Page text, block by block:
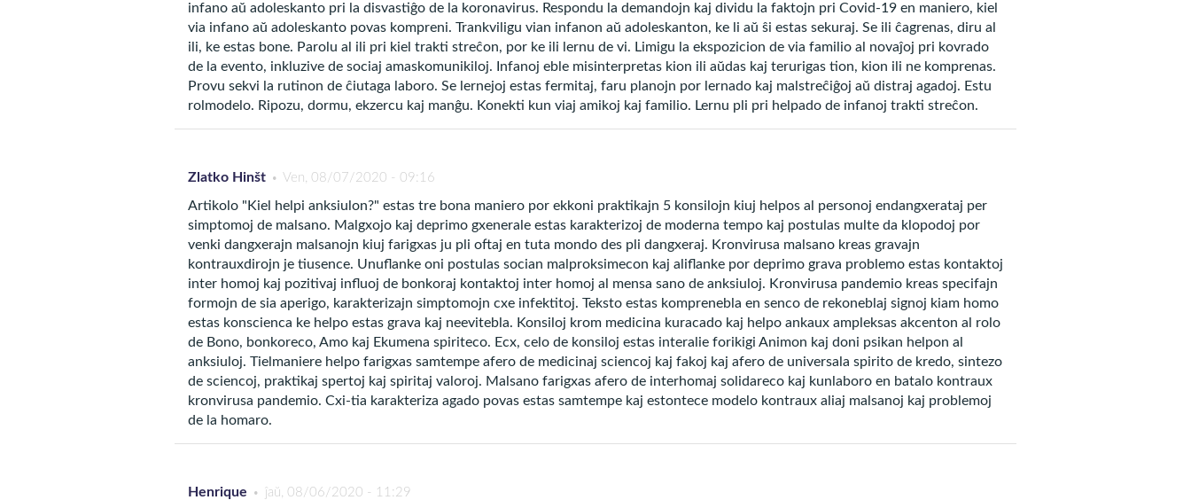
Krom serĉi medicinajn informojn pri la simptomoj kaj pri manieroj alfronti la situacion, gravegas, ke vi
preparu vin spirituale. Uzu ĉi tiun potencan ilon, oportunan por ĉiuj: sinceran preĝadon!
La prezidanto-predikanto de la Religio de Dio, de la Kristo kaj de la Sankta Spirito, José de Paiva Netto,
“Neniam forgesu, ke la vera fortikeco originas el nia interno spirituale apogita de la
Plejalta Kreanto. Ĝi estas trovebla en la imanenta povo de konscienco en paco kun si
mem. Do, preĝado estas esenca faktoro por fortikigi nin. Ĝi ne estas kaŝejo de
malkuraĝuloj”.
Tial, preĝado estas ne
infano aŭ adoleskanto pri la disvastiĝo de la koronavirus. Respondu la demandojn kaj dividu la faktojn pri Covid-19 en maniero, kiel
via infano aŭ adoleskanto povas kompreni. Trankviligu vian infanon aŭ adoleskanton, ke li aŭ ŝi estas sekuraj. Se ili ĉagrenas, diru al
ili, ke estas bone. Parolu al ili pri kiel trakti streĉon, por ke ili lernu de vi. Limigu la ekspozicion de via familio al novaĵoj pri kovrado
de la evento, inkluzive de sociaj amaskomunikiloj. Infanoj eble misinterpretas kion ili aŭdas kaj terurigas tion, kion ili ne komprenas.
Provu sekvi la rutinon de ĉiutaga laboro. Se lernejoj estas fermitaj, faru planojn por lernado kaj malstreĉiĝoj aŭ distraj agadoj. Estu
rolmodelo. Ripozu, dormu, ekzercu kaj manĝu. Konekti kun viaj amikoj kaj familio. Lernu pli pri helpado de infanoj trakti streĉon.
Zlatko Hinšt Ven, 08/07/2020 - 09:16
Artikolo "Kiel helpi anksiulon?" estas tre bona maniero por ekkoni praktikajn 5 konsilojn kiuj helpos al personoj endangxerataj per
simptomoj de malsano. Malgxojo kaj deprimo gxenerale estas karakterizoj de moderna tempo kaj postulas multe da klopodoj por
venki dangxerajn malsanojn kiuj farigxas ju pli oftaj en tuta mondo des pli dangxeraj. Kronvirusa malsano kreas gravajn
kontrauxdirojn je tiusence. Unuflanke oni postulas socian malproksimecon kaj aliflanke por deprimo grava problemo estas kontaktoj
inter homoj kaj pozitivaj influoj de bonkoraj kontaktoj inter homoj al mensa sano de anksiuloj. Kronvirusa pandemio kreas specifajn
formojn de sia aperigo, karakterizajn simptomojn cxe infektitoj. Teksto estas komprenebla en senco de rekoneblaj signoj kiam homo
estas konscienca ke helpo estas grava kaj neevitebla. Konsiloj krom medicina kuracado kaj helpo ankaux ampleksas akcenton al rolo
de Bono, bonkoreco, Amo kaj Ekumena spiriteco. Ecx, celo de konsiloj estas interalie forikigi Animon kaj doni psikan helpon al
anksiuloj. Tielmaniere helpo farigxas samtempe afero de medicinaj sciencoj kaj fakoj kaj afero de universala spirito de kredo, sintezo
de sciencoj, praktikaj spertoj kaj spiritaj valoroj. Malsano farigxas afero de interhomaj solidareco kaj kunlaboro en batalo kontraux
kronvirusa pandemio. Cxi-tia karakteriza agado povas estas samtempe kaj estontece modelo kontraux aliaj malsanoj kaj problemoj
de la homaro.
Henrique ĵaŭ, 08/06/2020 - 11:29